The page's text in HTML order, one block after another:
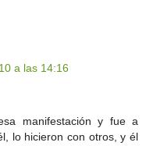
a las 14:16
manifestación y fue a
lo hicieron con otros, y él